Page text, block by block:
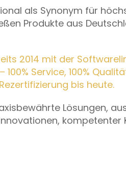
als Synonym für
Produkte aus
2014 mit der
Service, 100%
bis heute.
Lösungen,
kompetenter